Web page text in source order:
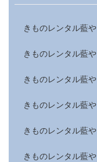
きものレンタル藍
きものレンタル藍
きものレンタル藍
きものレンタル藍
きものレンタル藍
きものレンタル藍